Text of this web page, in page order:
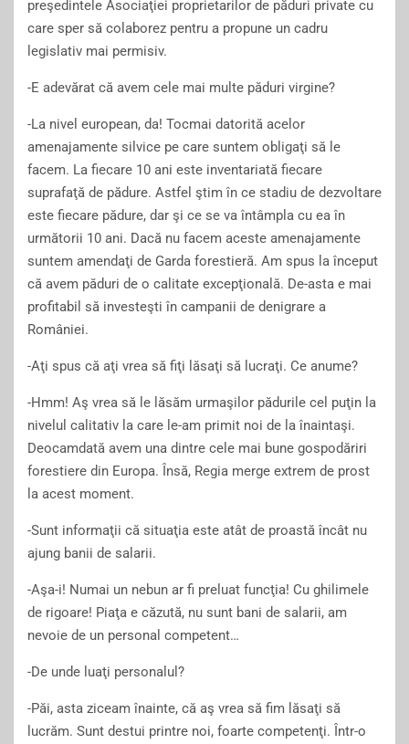
preşedintele Asociaţiei proprietarilor de păduri private cu
care sper să colaborez pentru a propune un cadru
legislativ mai permisiv.
-E adevărat că avem cele mai multe păduri virgine?
-La nivel european, da! Tocmai datorită acelor
amenajamente silvice pe care suntem obligaţi să le
facem. La fiecare 10 ani este inventariată fiecare
suprafaţă de pădure. Astfel ştim în ce stadiu de dezvoltare
este fiecare pădure, dar şi ce se va întâmpla cu ea în
următorii 10 ani. Dacă nu facem aceste amenajamente
suntem amendaţi de Garda forestieră. Am spus la început
că avem păduri de o calitate excepţională. De-asta e mai
profitabil să investeşti în campanii de denigrare a
României.
-Aţi spus că aţi vrea să fiţi lăsaţi să lucraţi. Ce anume?
-Hmm! Aş vrea să le lăsăm urmaşilor pădurile cel puţin la
nivelul calitativ la care le-am primit noi de la înaintaşi.
Deocamdată avem una dintre cele mai bune gospodăriri
forestiere din Europa. Însă, Regia merge extrem de prost
la acest moment.
-Sunt informaţii că situaţia este atât de proastă încât nu
ajung banii de salarii.
-Aşa-i! Numai un nebun ar fi preluat funcţia! Cu ghilimele
de rigoare! Piaţa e căzută, nu sunt bani de salarii, am
nevoie de un personal competent…
-De unde luaţi personalul?
-Păi, asta ziceam înainte, că aş vrea să fim lăsaţi să
lucrăm. Sunt destui printre noi, foarte competenţi. Într-o